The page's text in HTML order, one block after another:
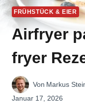
FRÜHSTÜCK & EIER
Airfryer
fryer
Von Markus
Januar 17, 2026